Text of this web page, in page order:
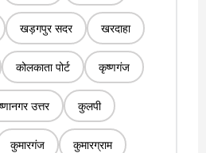
खड़गपुर सदर खरदाहा
कोलकाता पोर्ट कृष्णगंज
उत्तर कुलपी
कुमारगंज कुमारग्राम